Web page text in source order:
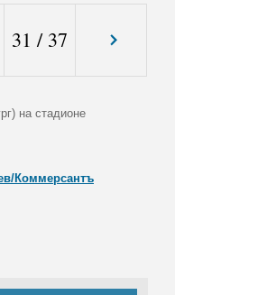
31 / 37
на стадионе
Коммерсантъ